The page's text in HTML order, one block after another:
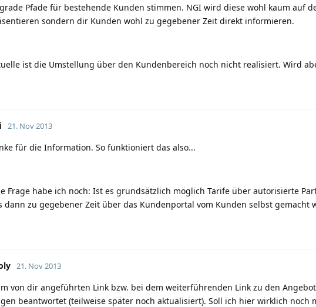
Pfade für bestehende Kunden stimmen. NGI wird diese wohl kaum auf
sondern dir Kunden wohl zu gegebener Zeit direkt informieren.
ist die Umstellung über den Kundenbereich noch nicht realisiert. Wird
21. Nov 2013
für die Information. So funktioniert das also...
Frage habe ich noch: Ist es grundsätzlich möglich Tarife über autorisierte
dann zu gegebener Zeit über das Kundenportal vom Kunden selbst gemacht
21. Nov 2013
von dir angeführten Link bzw. bei dem weiterführenden Link zu den
beantwortet (teilweise später noch aktualisiert). Soll ich hier wirklich noch